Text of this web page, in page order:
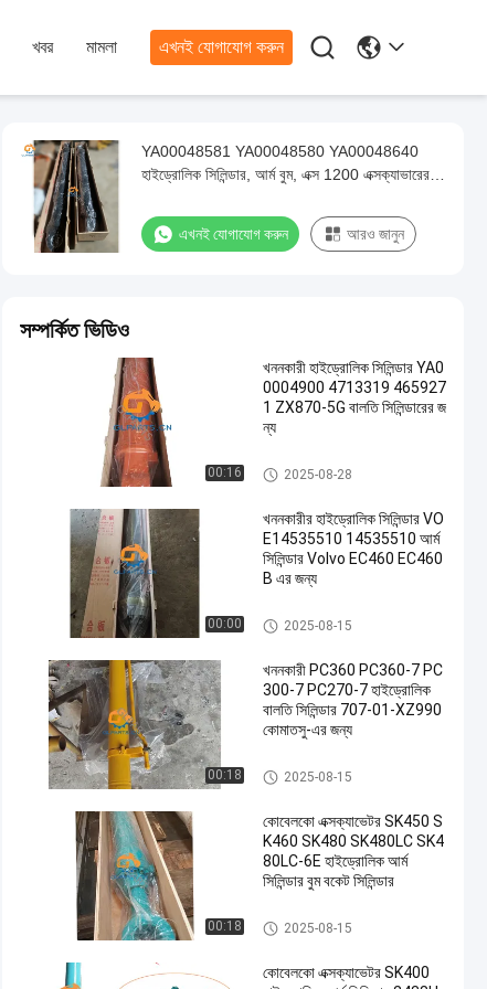
খবর মামলা এখনই যোগাযোগ করুন 
YA00048581 YA00048580 YA00048640
হাইড্রোলিক সিলিন্ডার, আর্ম বুম, এক্স 1200 এক্সক্যাভারের
এখনই যোগাযোগ করুন আরও জানুন
সম্পর্কিত ভিডিও
00:16
খননকারী হাইড্রোলিক সিলিন্ডার YA0
0004900 4713319 465927
1 ZX870-5G বালতি সিলিন্ডারের জ
ন্য
বালতি সিলিন্ডার
2025-08-28
00:00
খননকারীর হাইড্রোলিক সিলিন্ডার VO
E14535510 14535510 আর্ম
সিলিন্ডার Volvo EC460 EC460
B এর জন্য
আর্ম সিলিন্ডার
2025-08-15
00:18
খননকারী PC360 PC360-7 PC
300-7 PC270-7 হাইড্রোলিক
বালতি সিলিন্ডার 707-01-XZ990
কোমাতসু-এর জন্য
বুম সিলিন্ডার2025-08-15
00:18
কোবেলকো এক্সক্যাভেটর SK450 S
K460 SK480 SK480LC SK4
80LC-6E হাইড্রোলিক আর্ম
সিলিন্ডার বুম বকেট সিলিন্ডার
এক্সক্যাভার হাইড্রোলিক সিলিন্ডার
2025-08-15
কোবেলকো এক্সক্যাভেটর SK400